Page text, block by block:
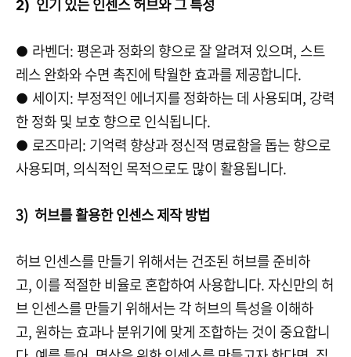
2) 인기 있는 인센스 허브와 그 특성
● 라벤더: 평온과 정화의 향으로 잘 알려져 있으며, 스트
레스 완화와 수면 촉진에 탁월한 효과를 제공합니다.
● 세이지: 부정적인 에너지를 정화하는 데 사용되며, 강력
한 정화 및 보호 향으로 인식됩니다.
● 로즈마리: 기억력 향상과 정신적 명료함을 돕는 향으로
사용되며, 의식적인 목적으로도 많이 활용됩니다.
3) 허브를 활용한 인센스 제작 방법
허브 인센스를 만들기 위해서는 건조된 허브를 준비하
고, 이를 적절한 비율로 혼합하여 사용합니다. 자신만의 허
브 인센스를 만들기 위해서는 각 허브의 특성을 이해하
고, 원하는 효과나 분위기에 맞게 조합하는 것이 중요합니